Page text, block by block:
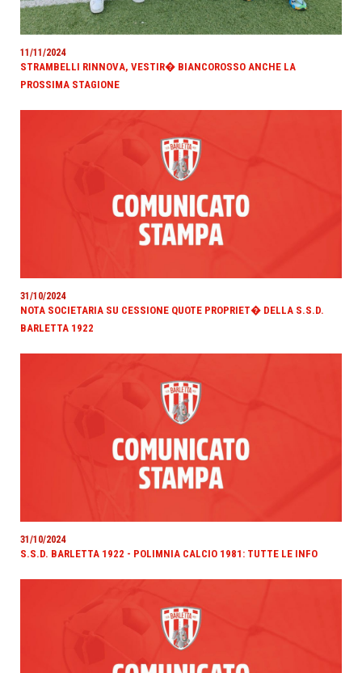
11/11/2024
STRAMBELLI RINNOVA, VESTIR� BIANCOROSSO ANCHE LA
PROSSIMA STAGIONE
31/10/2024
NOTA SOCIETARIA SU CESSIONE QUOTE PROPRIET� DELLA S.S.D.
BARLETTA 1922
31/10/2024
S.S.D. BARLETTA 1922 - POLIMNIA CALCIO 1981: TUTTE LE INFO